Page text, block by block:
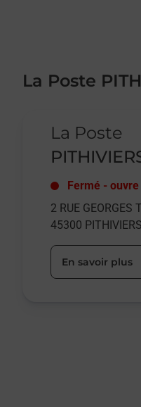
La Poste
La Poste
Fermé -
2 RUE GEORGES
45300 PITHIVIERS
En savoir plus